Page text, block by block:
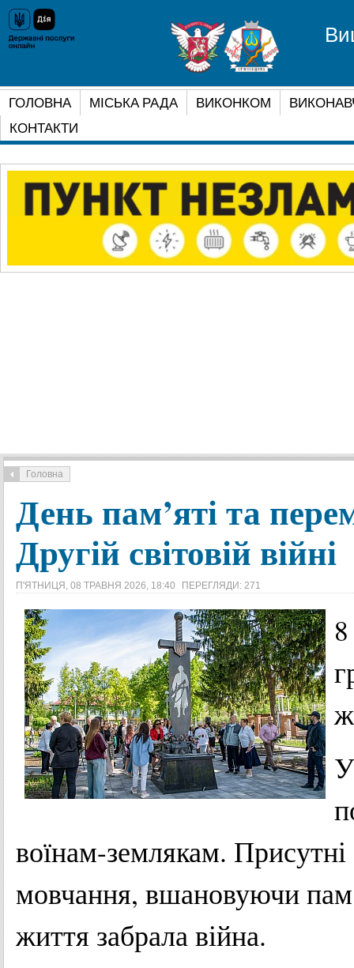
ГОЛОВНА МІСЬКА РАДА ВИКОНКОМ
КОНТАКТИ
Головна
День пам’яті та
Другій світовій війні
П'ЯТНИЦЯ, 08 ТРАВНЯ 2026, 18:40 ПЕРЕГЛЯДИ: 271
воїнам-землякам.
мовчання, вшановуючи
життя забрала війна.